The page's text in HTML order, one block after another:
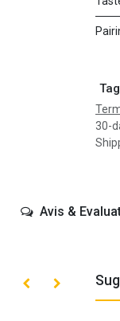
30-
Avis &